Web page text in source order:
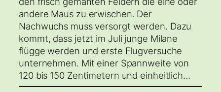
andere Maus zu erwischen. Der
Nachwuchs muss versorgt werden. Dazu
kommt, dass jetzt im Juli junge Milane
flügge werden und erste Flugversuche
unternehmen. Mit einer Spannweite von
120 bis 150 Zentimetern und einheitlich…